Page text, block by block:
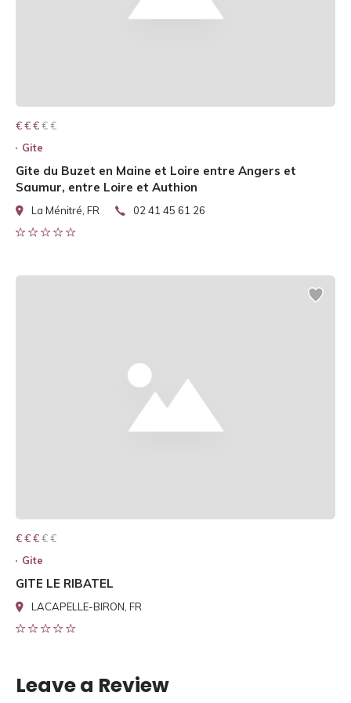
€ € € € €
€ € €
Gite
Gite du Buzet en Maine et Loire entre Angers et
Saumur, entre Loire et Authion
La Ménitré, FR 02 41 45 61 26
€ € € € €
€ € €
Gite
GITE LE RIBATEL
LACAPELLE-BIRON, FR
Leave a Review